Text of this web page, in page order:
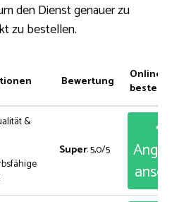
den Dienst genauer zu
zu bestellen.
Bewertung
Online
bestellen
&
Super: 5,0/5